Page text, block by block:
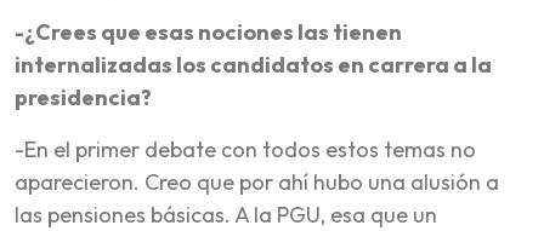
-¿Crees que esas nociones las tienen
internalizadas los candidatos en carrera a la
presidencia?
-En el primer debate con todos estos temas no
aparecieron. Creo que por ahí hubo una alusión a
las pensiones básicas. A la PGU, esa que un